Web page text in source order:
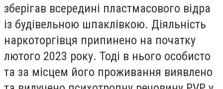
зберігав всередині пластмасового відра
із будівельною шпаклівкою. Діяльність
наркоторгівця припинено на початку
лютого 2023 року. Тоді в нього особисто
та за місцем його проживання виявлено